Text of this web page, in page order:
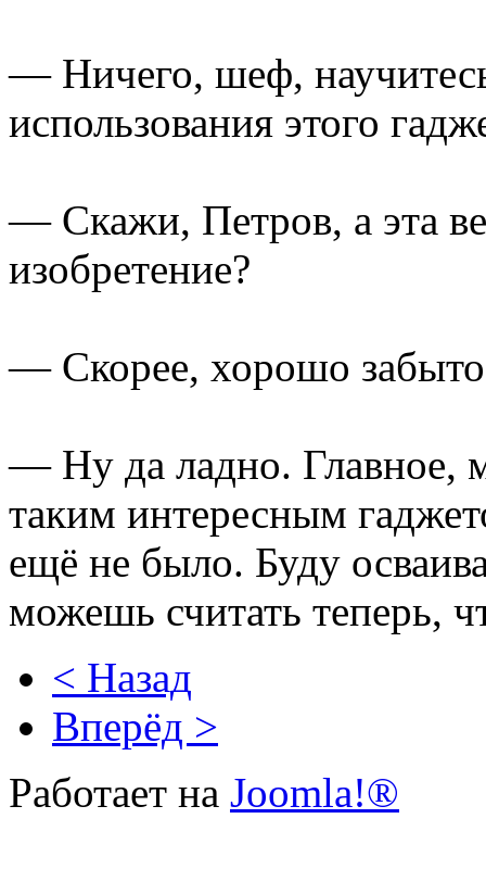
— Ничего, шеф,
использования этого
— Скажи, Петров, а эта
изобретение?
— Скорее, хорошо
— Ну да ладно. Главное,
таким интересным
ещё не было. Буду
можешь считать теперь,
< Назад
Вперёд >
Работает на Joomla!®